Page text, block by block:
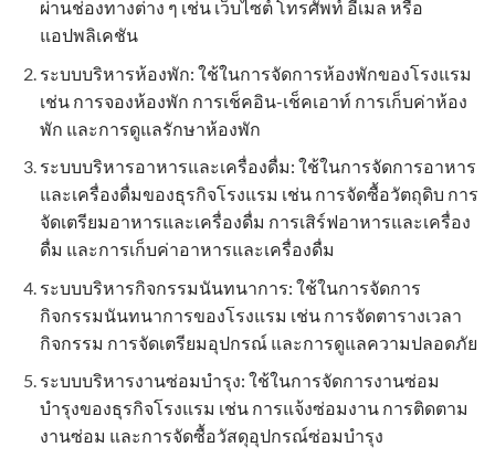
ผ่านช่องทางต่าง ๆ เช่น เว็บไซต์ โทรศัพท์ อีเมล หรือ
แอปพลิเคชัน
ระบบบริหารห้องพัก: ใช้ในการจัดการห้องพักของโรงแรม
เช่น การจองห้องพัก การเช็คอิน-เช็คเอาท์ การเก็บค่าห้อง
พัก และการดูแลรักษาห้องพัก
ระบบบริหารอาหารและเครื่องดื่ม: ใช้ในการจัดการอาหาร
และเครื่องดื่มของธุรกิจโรงแรม เช่น การจัดซื้อวัตถุดิบ การ
จัดเตรียมอาหารและเครื่องดื่ม การเสิร์ฟอาหารและเครื่อง
ดื่ม และการเก็บค่าอาหารและเครื่องดื่ม
ระบบบริหารกิจกรรมนันทนาการ: ใช้ในการจัดการ
กิจกรรมนันทนาการของโรงแรม เช่น การจัดตารางเวลา
กิจกรรม การจัดเตรียมอุปกรณ์ และการดูแลความปลอดภัย
ระบบบริหารงานซ่อมบำรุง: ใช้ในการจัดการงานซ่อม
บำรุงของธุรกิจโรงแรม เช่น การแจ้งซ่อมงาน การติดตาม
งานซ่อม และการจัดซื้อวัสดุอุปกรณ์ซ่อมบำรุง